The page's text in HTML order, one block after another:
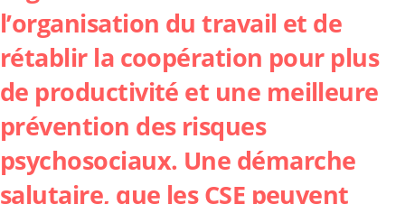
l’organisation du travail et de
rétablir la coopération pour plus
de productivité et une meilleure
prévention des risques
psychosociaux. Une démarche
salutaire, que les CSE peuvent